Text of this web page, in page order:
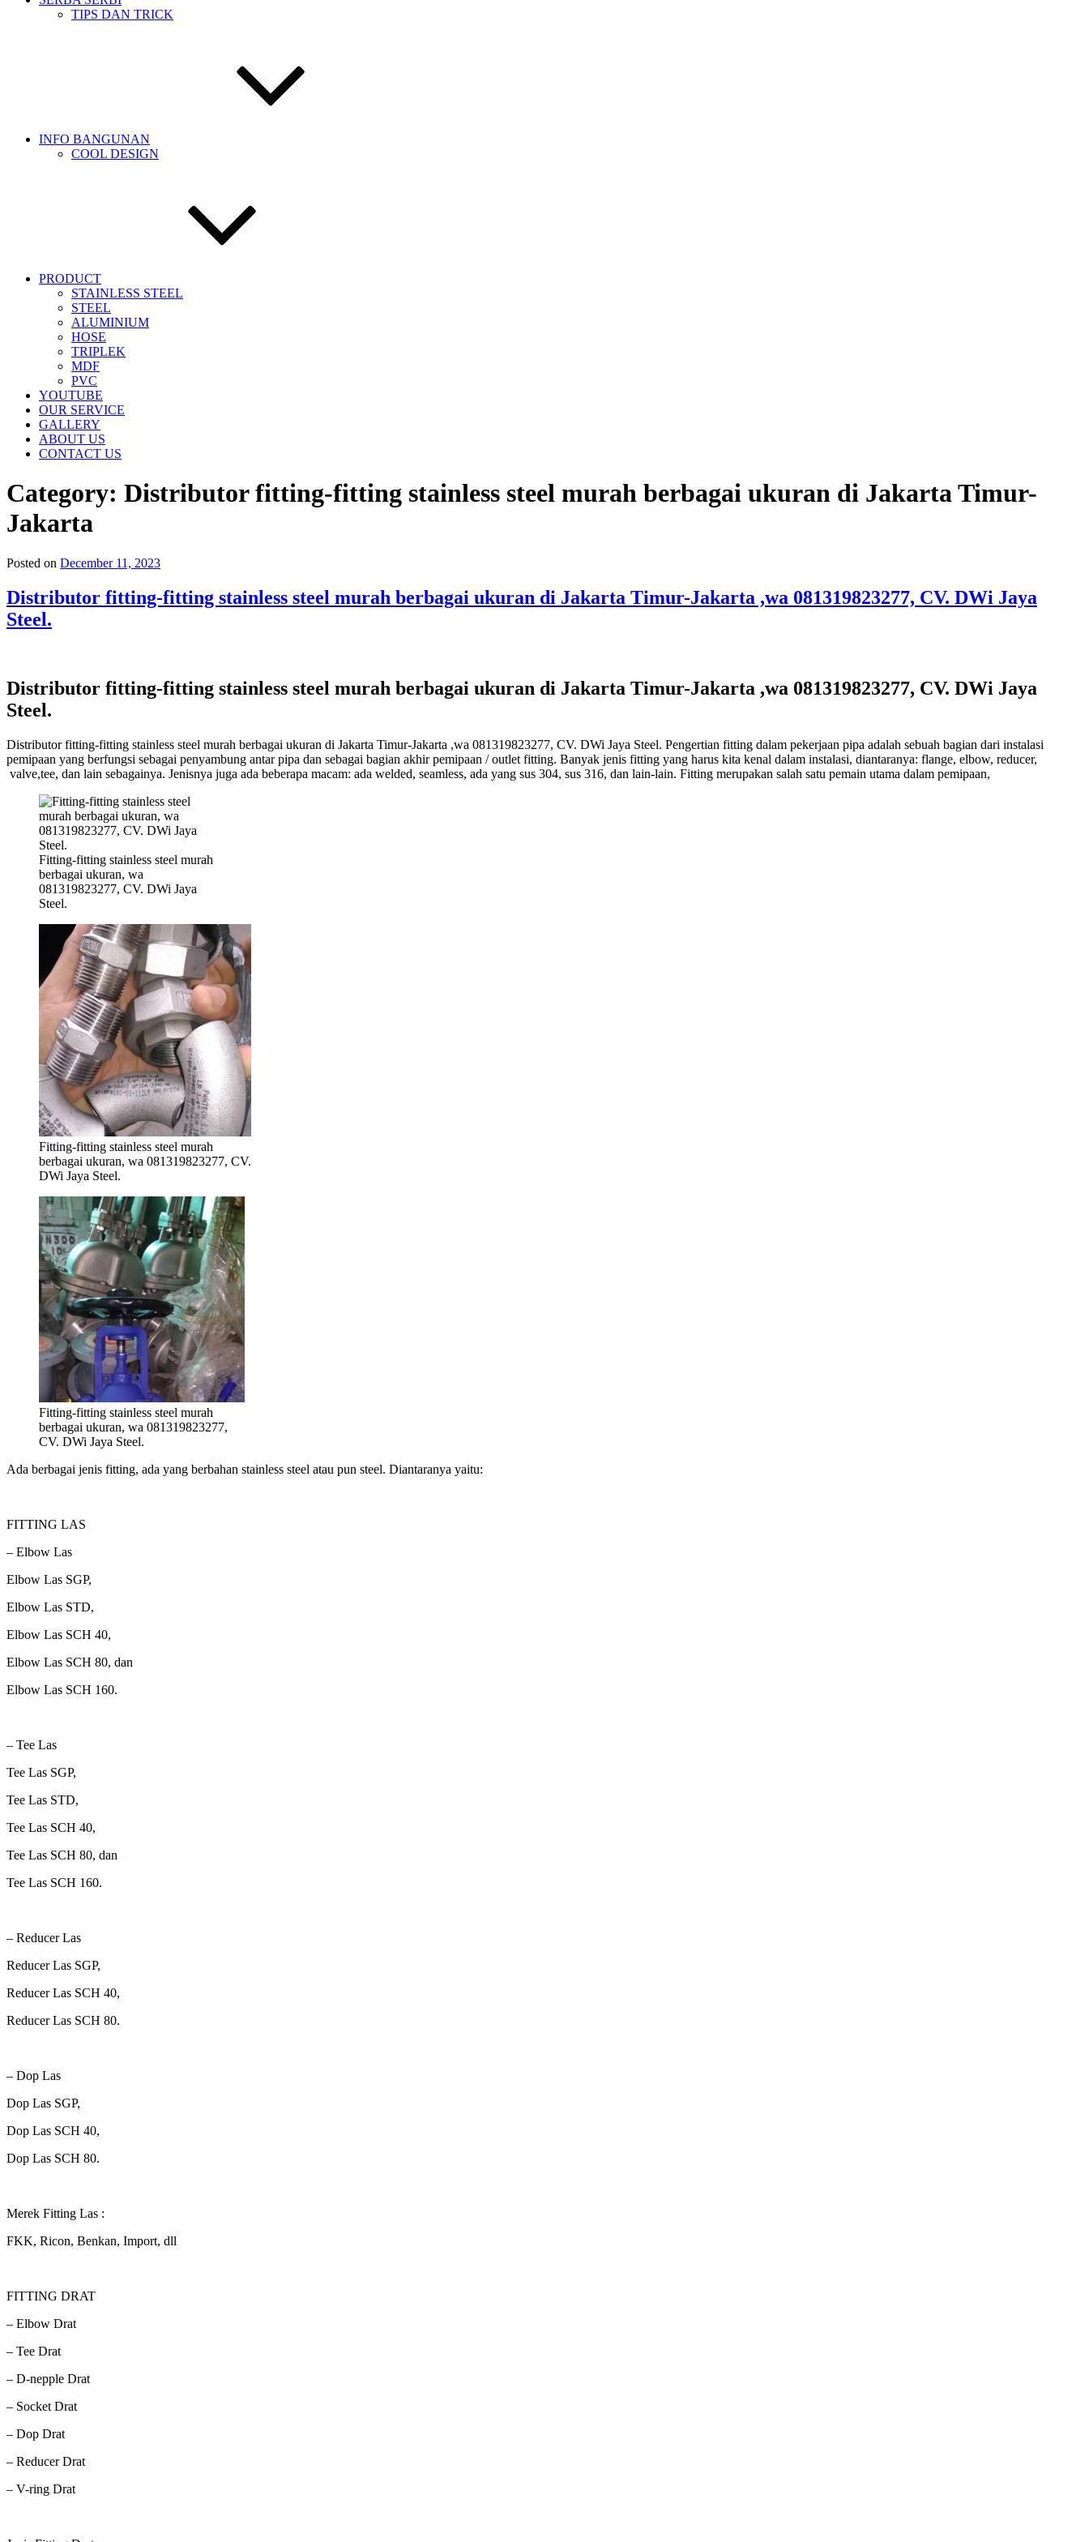
TIPS DAN TRICK
INFO BANGUNAN
COOL DESIGN
PRODUCT
STAINLESS STEEL
STEEL
ALUMINIUM
HOSE
TRIPLEK
MDF
PVC
YOUTUBE
OUR SERVICE
GALLERY
ABOUT US
CONTACT US
Category: Distributor fitting-fitting stainless steel murah berbagai ukuran di Jakarta Timur-
Jakarta
Posted on December 11, 2023
Distributor fitting-fitting stainless steel murah berbagai ukuran di Jakarta Timur-Jakarta ,wa 081319823277, CV. DWi Jaya
Steel.
Distributor fitting-fitting stainless steel murah berbagai ukuran di Jakarta Timur-Jakarta ,wa 081319823277, CV. DWi Jaya
Steel.
Distributor fitting-fitting stainless steel murah berbagai ukuran di Jakarta Timur-Jakarta ,wa 081319823277, CV. DWi Jaya Steel. Pengertian fitting dalam pekerjaan pipa adalah sebuah bagian dari instalasi
pemipaan yang berfungsi sebagai penyambung antar pipa dan sebagai bagian akhir pemipaan / outlet fitting. Banyak jenis fitting yang harus kita kenal dalam instalasi, diantaranya: flange, elbow, reducer,
valve,tee, dan lain sebagainya. Jenisnya juga ada beberapa macam: ada welded, seamless, ada yang sus 304, sus 316, dan lain-lain. Fitting merupakan salah satu pemain utama dalam pemipaan,
Fitting-fitting stainless steel murah
berbagai ukuran, wa
081319823277, CV. DWi Jaya
Steel.
Fitting-fitting stainless steel murah
berbagai ukuran, wa 081319823277, CV.
DWi Jaya Steel.
Fitting-fitting stainless steel murah
berbagai ukuran, wa 081319823277,
CV. DWi Jaya Steel.
Ada berbagai jenis fitting, ada yang berbahan stainless steel atau pun steel. Diantaranya yaitu:
FITTING LAS
– Elbow Las
Elbow Las SGP,
Elbow Las STD,
Elbow Las SCH 40,
Elbow Las SCH 80, dan
Elbow Las SCH 160.
– Tee Las
Tee Las SGP,
Tee Las STD,
Tee Las SCH 40,
Tee Las SCH 80, dan
Tee Las SCH 160.
– Reducer Las
Reducer Las SGP,
Reducer Las SCH 40,
Reducer Las SCH 80.
– Dop Las
Dop Las SGP,
Dop Las SCH 40,
Dop Las SCH 80.
Merek Fitting Las :
FKK, Ricon, Benkan, Import, dll
FITTING DRAT
– Elbow Drat
– Tee Drat
– D-nepple Drat
– Socket Drat
– Dop Drat
– Reducer Drat
– V-ring Drat